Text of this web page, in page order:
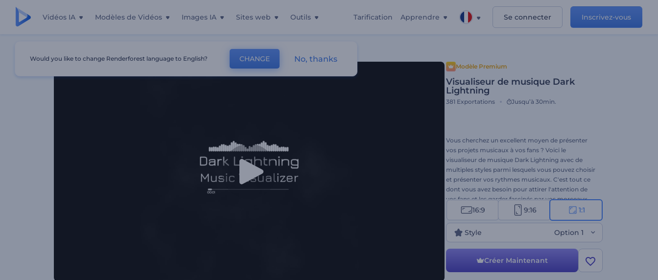
Vidéos IA Modèles de Vidéos Images IA Sites web Outils Tarification Apprendre Se connecter Inscrivez-vous
Modèle Premium
Visualiseur de musique Dark
Lightning
381 Exportations Jusqu’à 30min.
Vous cherchez un excellent moyen de présenter
vos projets musicaux à vos fans ? Voici le
visualiseur de musique Dark Lightning avec de
multiples styles parmi lesquels vous pouvez choisir
et présenter vos rythmes musicaux. C'est tout ce
dont vous avez besoin pour attirer l'attention de
vos fans et les garder fascinés par vos morceaux.
Utilisez-le pour promouvoir vos singles, vos albums
musicaux, la sortie de nouveaux titres, et bien
d'autres choses encore. Essayez-le maintenant !
16:9 9:16 1:1
Style Option 1
Créer Maintenant
Would you like to change Renderforest language to English? CHANGE No, thanks